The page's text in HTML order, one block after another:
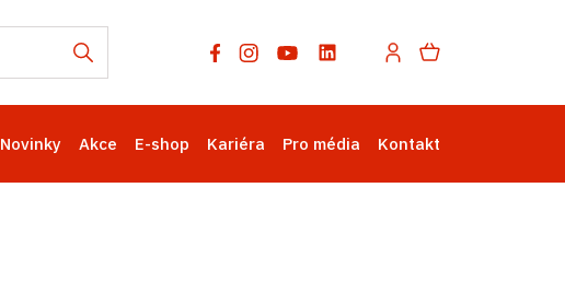
Novinky Akce E-shop Kariéra Pro média Kontakt